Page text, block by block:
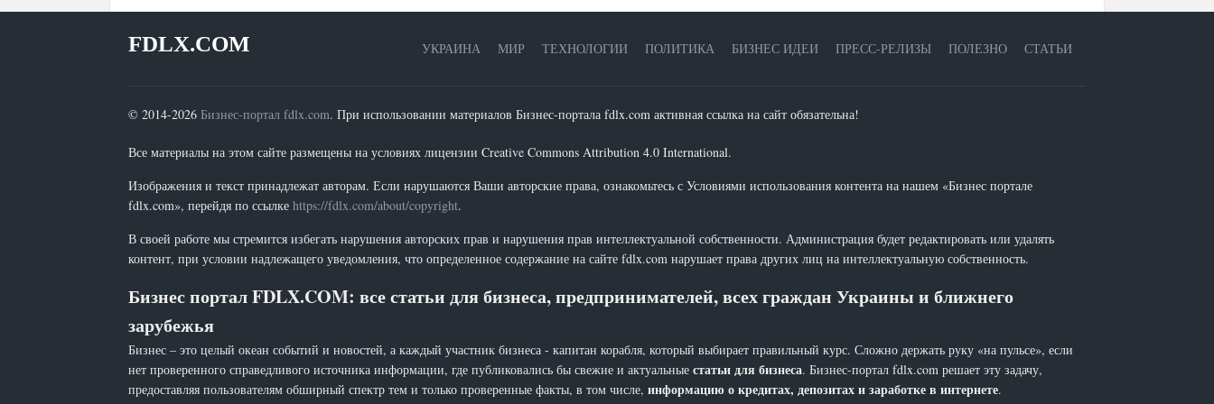
УКРАИНА МИР ТЕХНОЛОГИИ ПОЛИТИКА БИЗНЕС ИДЕИ ПРЕСС-РЕЛИЗЫ ПОЛЕЗНО СТАТЬИ
FDLX.COM
© 2014-2026 Бизнес-портал fdlx.com. При использовании материалов Бизнес-портала fdlx.com активная ссылка на сайт обязательна!
Все материалы на этом сайте размещены на условиях лицензии Creative Commons Attribution 4.0 International.
Изображения и текст принадлежат авторам. Если нарушаются Ваши авторские права, ознакомьтесь с Условиями использования контента на нашем «Бизнес портале
fdlx.com», перейдя по ссылке https://fdlx.com/about/copyright.
В своей работе мы стремится избегать нарушения авторских прав и нарушения прав интеллектуальной собственности. Администрация будет редактировать или удалять
контент, при условии надлежащего уведомления, что определенное содержание на сайте fdlx.com нарушает права других лиц на интеллектуальную собственность.
Бизнес портал FDLX.COM: все статьи для бизнеса, предпринимателей, всех граждан Украины и ближнего
зарубежья
Бизнес – это целый океан событий и новостей, а каждый участник бизнеса - капитан корабля, который выбирает правильный курс. Сложно держать руку «на пульсе», если
нет проверенного справедливого источника информации, где публиковались бы свежие и актуальные статьи для бизнеса. Бизнес-портал fdlx.com решает эту задачу,
предоставляя пользователям обширный спектр тем и только проверенные факты, в том числе, информацию о кредитах, депозитах и заработке в интернете.